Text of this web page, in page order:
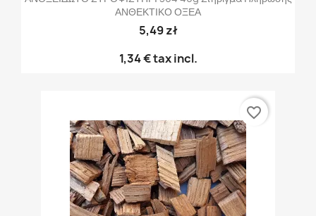
ΑΝΘΕΚΤΙΚΟ ΟΞΕΑ
5,49 zł
1,34 €tax incl.
favorite_border